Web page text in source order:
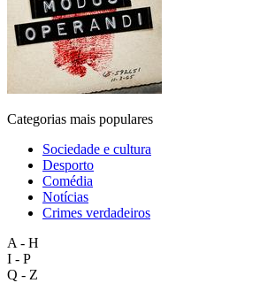
Categorias mais populares
Sociedade e cultura
Desporto
Comédia
Notícias
Crimes verdadeiros
A - H
I - P
Q - Z